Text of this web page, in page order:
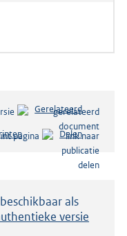
d
Gerelateerd
Delen
als
versie